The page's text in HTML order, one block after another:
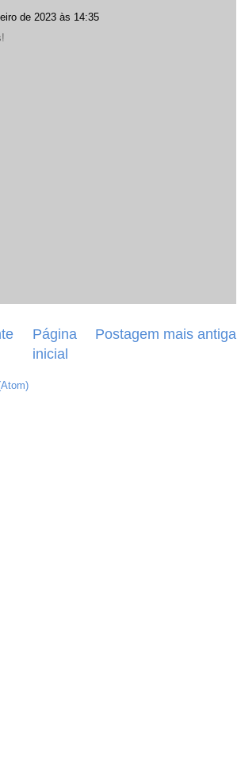
de 2023 às 14:35
Postagem mais antiga
Página
inicial